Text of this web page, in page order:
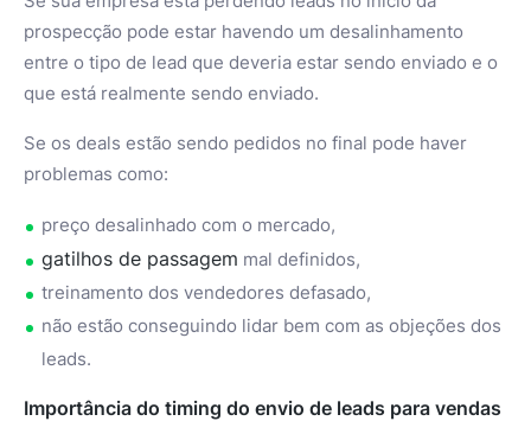
prospecção pode estar havendo um desalinhamento
entre o tipo de lead que deveria estar sendo enviado e o
que está realmente sendo enviado.
Se os deals estão sendo pedidos no final pode haver
problemas como:
preço desalinhado com o mercado,
gatilhos de passagem mal definidos,
treinamento dos vendedores defasado,
não estão conseguindo lidar bem com as objeções dos
leads.
Importância do timing do envio de leads para vendas